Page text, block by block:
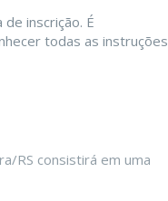
inscrição. É
todas as instruções
RS consistirá em uma